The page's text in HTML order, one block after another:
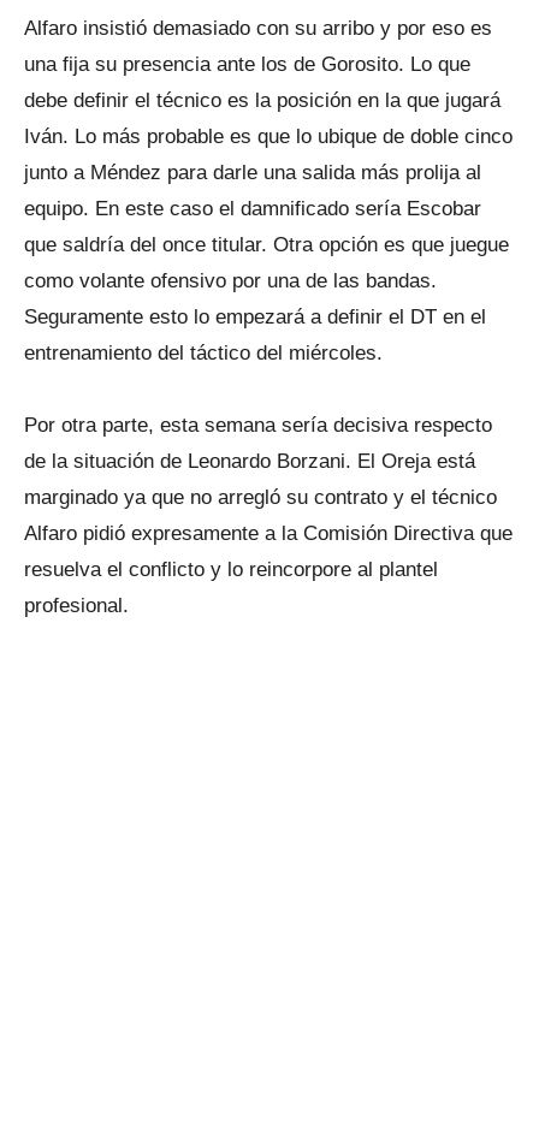
Alfaro insistió demasiado con su arribo y por eso es
una fija su presencia ante los de Gorosito. Lo que
debe definir el técnico es la posición en la que jugará
Iván. Lo más probable es que lo ubique de doble cinco
junto a Méndez para darle una salida más prolija al
equipo. En este caso el damnificado sería Escobar
que saldría del once titular. Otra opción es que juegue
como volante ofensivo por una de las bandas.
Seguramente esto lo empezará a definir el DT en el
entrenamiento del táctico del miércoles.
Por otra parte, esta semana sería decisiva respecto
de la situación de Leonardo Borzani. El Oreja está
marginado ya que no arregló su contrato y el técnico
Alfaro pidió expresamente a la Comisión Directiva que
resuelva el conflicto y lo reincorpore al plantel
profesional.